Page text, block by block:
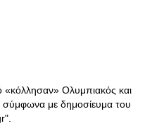
«κόλλησαν» Ολυμπιακός και
με δημοσίευμα του